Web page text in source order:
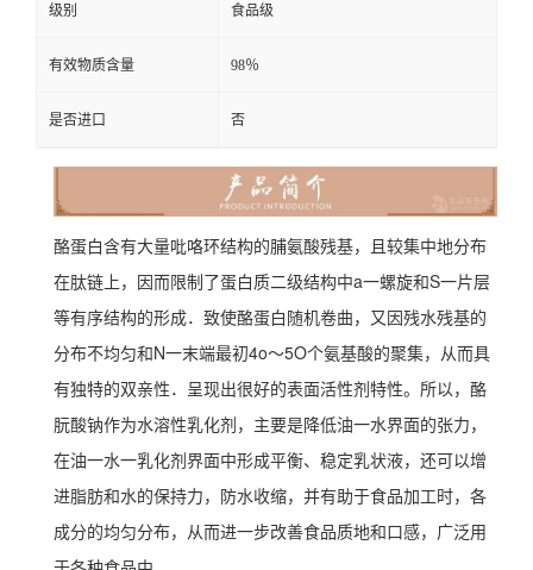
级别 食品级
有效物质含量 98％
是否进口 否
酪蛋白含有大量吡咯环结构的脯氨酸残基，且较集中地分布
在肽链上，因而限制了蛋白质二级结构中a一螺旋和S一片层
等有序结构的形成．致使酪蛋白随机卷曲，又因残水残基的
分布不均匀和N一末端最初4o～5O个氨基酸的聚集，从而具
有独特的双亲性．呈现出很好的表面活性剂特性。所以，酪
朊酸钠作为水溶性乳化剂，主要是降低油一水界面的张力，
在油一水一乳化剂界面中形成平衡、稳定乳状液，还可以增
进脂肪和水的保持力，防水收缩，并有助于食品加工时，各
成分的均匀分布，从而进一步改善食品质地和口感，广泛用